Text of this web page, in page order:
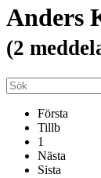
Anders
(2
Första
Tillb
1
Nästa
Sista